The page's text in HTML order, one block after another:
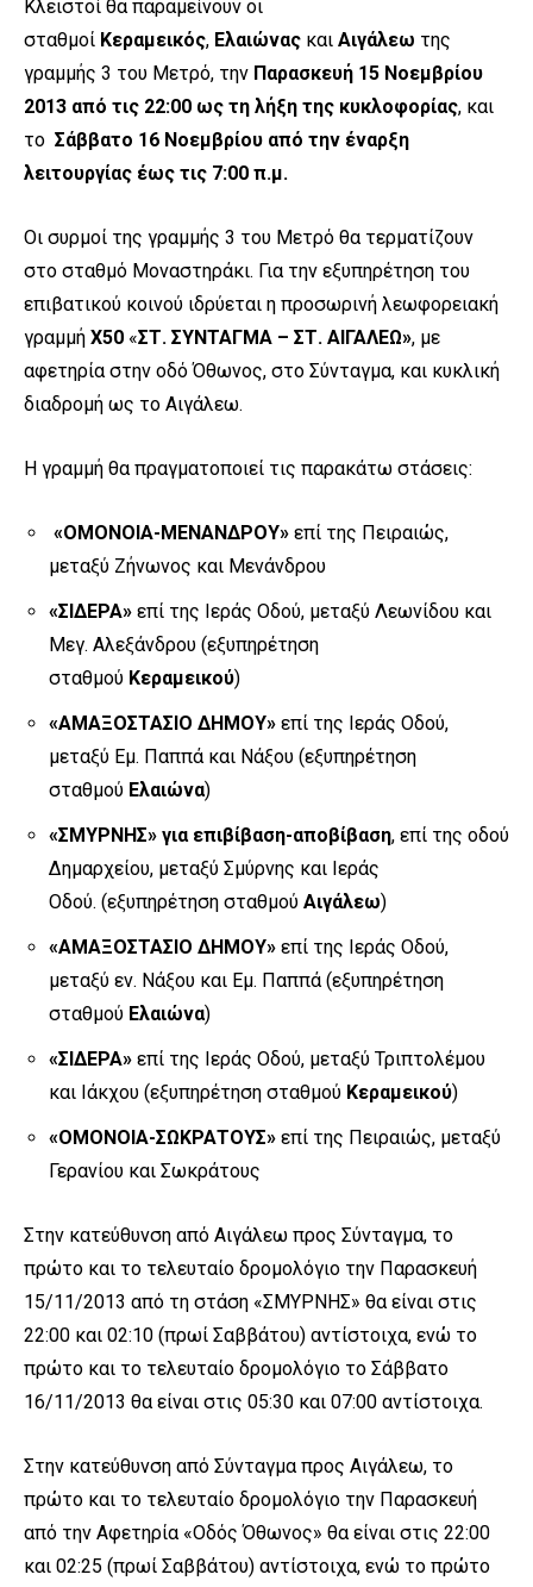
Κλειστοί θα παραμείνουν οι
σταθμοί Κεραμεικός, Ελαιώνας και Αιγάλεω της
γραμμής 3 του Μετρό, την Παρασκευή 15 Νοεμβρίου
2013 από τις 22:00 ως τη λήξη της κυκλοφορίας, και
το Σάββατο 16 Νοεμβρίου από την έναρξη
λειτουργίας έως τις 7:00 π.μ.
Οι συρμοί της γραμμής 3 του Μετρό θα τερματίζουν
στο σταθμό Μοναστηράκι. Για την εξυπηρέτηση του
επιβατικού κοινού ιδρύεται η προσωρινή λεωφορειακή
γραμμή X50 «ΣΤ. ΣΥΝΤΑΓΜΑ – ΣΤ. ΑΙΓΑΛΕΩ», με
αφετηρία στην οδό Όθωνος, στο Σύνταγμα, και κυκλική
διαδρομή ως το Αιγάλεω.
Η γραμμή θα πραγματοποιεί τις παρακάτω στάσεις:
«ΟΜΟΝΟΙΑ-ΜΕΝΑΝΔΡΟΥ» επί της Πειραιώς,
μεταξύ Ζήνωνος και Μενάνδρου
«ΣΙΔΕΡΑ» επί της Ιεράς Οδού, μεταξύ Λεωνίδου και
Μεγ. Αλεξάνδρου (εξυπηρέτηση
σταθμού Κεραμεικού)
«ΑΜΑΞΟΣΤΑΣΙΟ ΔΗΜΟΥ» επί της Ιεράς Οδού,
μεταξύ Εμ. Παππά και Νάξου (εξυπηρέτηση
σταθμού Ελαιώνα)
«ΣΜΥΡΝΗΣ» για επιβίβαση-αποβίβαση, επί της οδού
Δημαρχείου, μεταξύ Σμύρνης και Ιεράς
Οδού. (εξυπηρέτηση σταθμού Αιγάλεω)
«ΑΜΑΞΟΣΤΑΣΙΟ ΔΗΜΟΥ» επί της Ιεράς Οδού,
μεταξύ εν. Νάξου και Εμ. Παππά (εξυπηρέτηση
σταθμού Ελαιώνα)
«ΣΙΔΕΡΑ» επί της Ιεράς Οδού, μεταξύ Τριπτολέμου
και Ιάκχου (εξυπηρέτηση σταθμού Κεραμεικού)
«ΟΜΟΝΟΙΑ-ΣΩΚΡΑΤΟΥΣ» επί της Πειραιώς, μεταξύ
Γερανίου και Σωκράτους
Στην κατεύθυνση από Αιγάλεω προς Σύνταγμα, το
πρώτο και το τελευταίο δρομολόγιο την Παρασκευή
15/11/2013 από τη στάση «ΣΜΥΡΝΗΣ» θα είναι στις
22:00 και 02:10 (πρωί Σαββάτου) αντίστοιχα, ενώ το
πρώτο και το τελευταίο δρομολόγιο το Σάββατο
16/11/2013 θα είναι στις 05:30 και 07:00 αντίστοιχα.
Στην κατεύθυνση από Σύνταγμα προς Αιγάλεω, το
πρώτο και το τελευταίο δρομολόγιο την Παρασκευή
από την Αφετηρία «Οδός Όθωνος» θα είναι στις 22:00
και 02:25 (πρωί Σαββάτου) αντίστοιχα, ενώ το πρώτο